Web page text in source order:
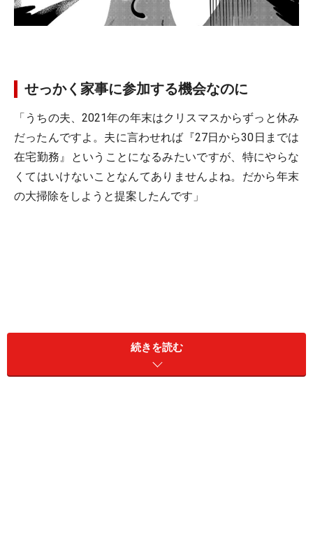
せっかく家事に参加する機会なのに
「うちの夫、2021年の年末はクリスマスからずっと休み
だったんですよ。夫に言わせれば『27日から30日までは
在宅勤務』ということになるみたいですが、特にやらな
くてはいけないことなんてありませんよね。だから年末
の大掃除をしようと提案したんです」
続きを読む